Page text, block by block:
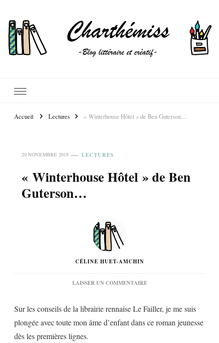
Accueil Lectures « Winterhouse Hôtel » de Ben Guterson…
20 NOVEMBRE 2018 LECTURES
« Winterhouse Hôtel » de Ben
Guterson…
CÉLINE HUET-AMCHIN
LAISSER UN COMMENTAIRESUR
DE
GUTERSON…
Sur les conseils de la librairie rennaise Le Failler, je me suis
plongée avec toute mon âme d’enfant dans ce roman jeunesse
dès les premières lignes.